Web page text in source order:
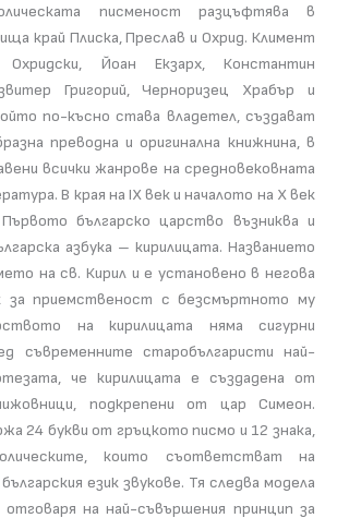
писменост разцъфтява в
край Плиска, Преслав и Охрид. Климент
Охридски, Йоан Екзарх, Константин
Григорий, Черноризец Храбър и
по-късно става владетел, създават
преводна и оригинална книжнина, в
всички жанрове на средновековната
В края на ІХ век и началото на Х век
българско царство възниква и
азбука – кирилицата. Названието
на св. Кирил и е установено в негова
за приемственост с безсмъртното му
на кирилицата няма сигурни
съвременните старобългаристи най-
че кирилицата е създадена от
подкрепени от цар Симеон.
24 букви от гръцкото писмо и 12 знака,
които съответстват на
език звукове. Тя следва модела
отговаря на най-съвършения принцип за